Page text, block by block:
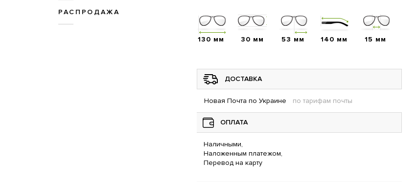
РАСПРОДАЖА
130 мм 30 мм 53 мм 140 мм 15 мм
ДОСТАВКА
Новая Почта по Украине по тарифам почты
ОПЛАТА
Наличными,
Наложенным платежом,
Перевод на карту